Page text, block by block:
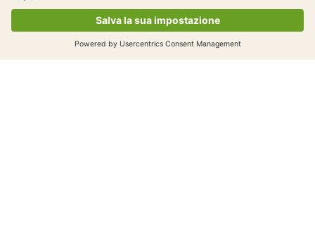
Scaricare la firma e-mail e gli sticker
della campagna